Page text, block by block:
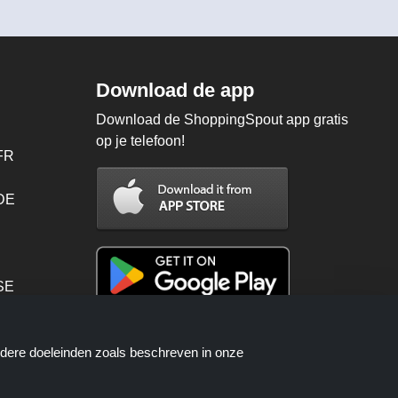
Download de app
Download de ShoppingSpout app gratis
op je telefoon!
doeleinden zoals beschreven in onze